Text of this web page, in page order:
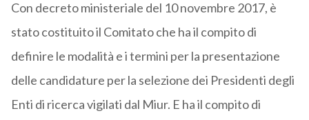
Con decreto ministeriale del 10 novembre 2017, è
stato costituito il Comitato che ha il compito di
definire le modalità e i termini per la presentazione
delle candidature per la selezione dei Presidenti degli
Enti di ricerca vigilati dal Miur. E ha il compito di